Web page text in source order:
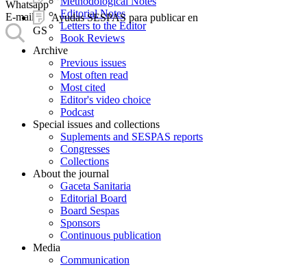
Ayudas SESPAS para publicar en
GS
Whatsapp
E-mail
Editorial Notes
Letters to the Editor
Book Reviews
Archive
Previous issues
Most often read
Most cited
Editor's video choice
Podcast
Special issues and collections
Suplements and SESPAS reports
Congresses
Collections
About the journal
Gaceta Sanitaria
Editorial Board
Board Sespas
Sponsors
Continuous publication
Media
Communication